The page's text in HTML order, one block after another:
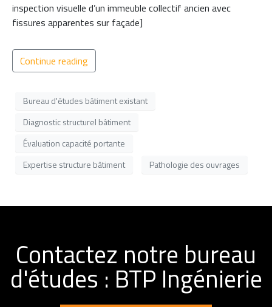
inspection visuelle d’un immeuble collectif ancien avec
fissures apparentes sur façade]
Continue reading
Bureau d'études bâtiment existant
Diagnostic structurel bâtiment
Évaluation capacité portante
Expertise structure bâtiment
Pathologie des ouvrages
Contactez notre bureau
d'études : BTP Ingénierie